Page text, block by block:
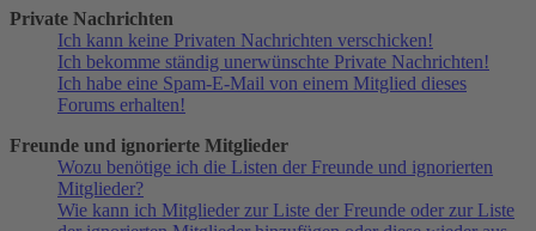
Private Nachrichten
Ich kann keine Privaten Nachrichten verschicken!
Ich bekomme ständig unerwünschte Private Nachrichten!
Ich habe eine Spam-E-Mail von einem Mitglied dieses
Forums erhalten!
Freunde und ignorierte Mitglieder
Wozu benötige ich die Listen der Freunde und ignorierten
Mitglieder?
Wie kann ich Mitglieder zur Liste der Freunde oder zur Liste